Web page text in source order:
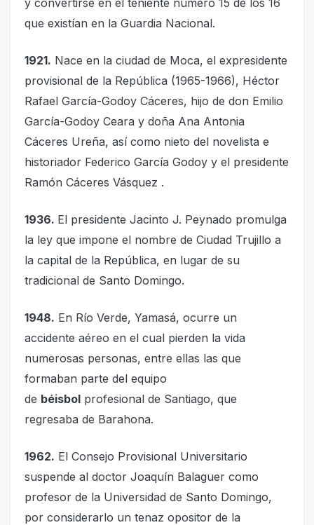
que existían en la Guardia Nacional.
1921. Nace en la ciudad de Moca, el expresidente
provisional de la República (1965-1966), Héctor
Rafael García-Godoy Cáceres, hijo de don Emilio
García-Godoy Ceara y doña Ana Antonia
Cáceres Ureña, así como nieto del novelista e
historiador Federico García Godoy y el presidente
Ramón Cáceres Vásquez .
1936. El presidente Jacinto J. Peynado promulga
la ley que impone el nombre de Ciudad Trujillo a
la capital de la República, en lugar de su
tradicional de Santo Domingo.
1948. En Río Verde, Yamasá, ocurre un
accidente aéreo en el cual pierden la vida
numerosas personas, entre ellas las que
formaban parte del equipo
de béisbol profesional de Santiago, que
regresaba de Barahona.
1962. El Consejo Provisional Universitario
suspende al doctor Joaquín Balaguer como
profesor de la Universidad de Santo Domingo,
por considerarlo un tenaz opositor de la